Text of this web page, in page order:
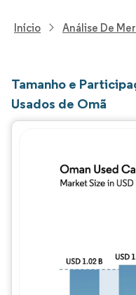
Início Análise De
Tamanho e
Usados de Omã